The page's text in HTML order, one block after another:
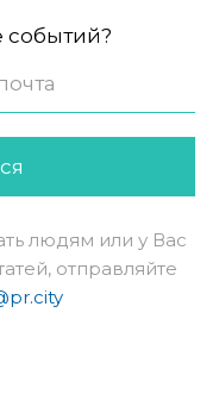
событий?
людям или у Вас
отправляйте